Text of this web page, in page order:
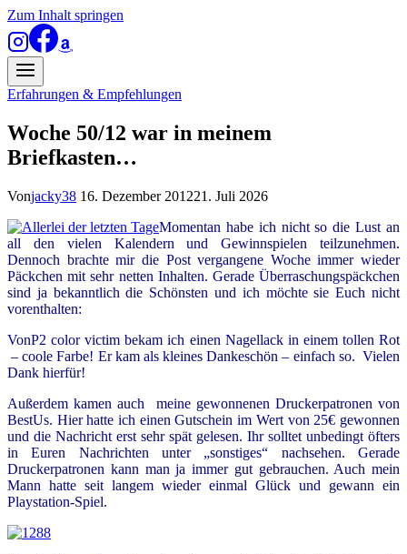
Zum Inhalt springen
Erfahrungen & Empfehlungen
Woche 50/12 war in meinem
Briefkasten…
Vonjacky38 16. Dezember 201221. Juli 2026
Momentan habe ich nicht so die Lust an
all den vielen Kalendern und Gewinnspielen teilzunehmen.
Dennoch brachte mir die Post vergangene Woche immer wieder
Päckchen mit sehr netten Inhalten. Gerade Überraschungspäckchen
sind ja bekanntlich die Schönsten und ich möchte sie Euch nicht
vorenthalten:
VonP2 color victim bekam ich einen Nagellack in einem tollen Rot
– coole Farbe! Er kam als kleines Dankeschön – einfach so. Vielen
Dank hierfür!
Außerdem kamen auch meine gewonnenen Druckerpatronen von
BestUs. Hier hatte ich einen Gutschein im Wert von 25€ gewonnen
und die Nachricht erst sehr spät gelesen. Ihr solltet unbedingt öfters
in Euren Nachrichten unter „sonstiges“ nachsehen. Gerade
Druckerpatronen kann man ja immer gut gebrauchen. Auch mein
Mann hatte seit langem wieder einmal Glück und gewann ein
Playstation-Spiel.